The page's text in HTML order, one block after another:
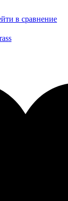
в сравнение